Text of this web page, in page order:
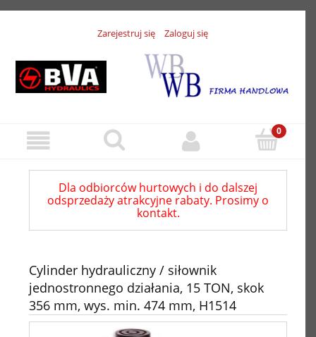
Zarejestruj się Zaloguj się
Dla odbiorców hurtowych i do dalszej
odsprzedaży atrakcyjne rabaty. Prosimy o
kontakt.
Cylinder hydrauliczny / siłownik
jednostronnego działania, 15 TON, skok
356 mm, wys. min. 474 mm, H1514